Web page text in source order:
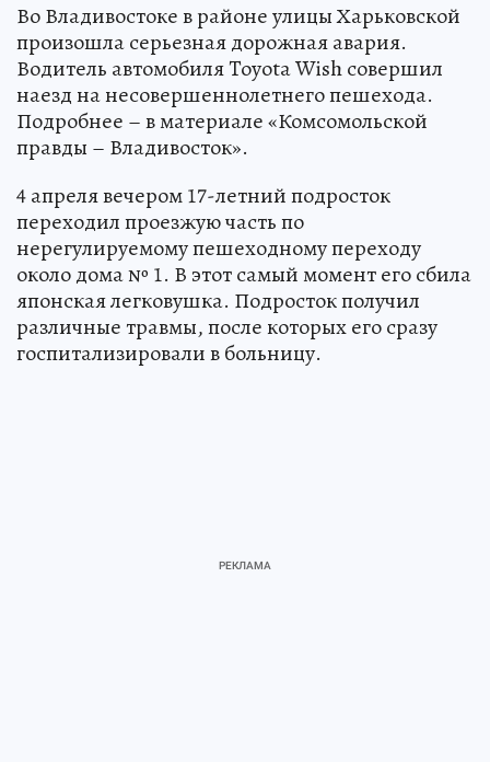
Во Владивостоке в районе улицы Харьковской
произошла серьезная дорожная авария.
Водитель автомобиля Toyota Wish совершил
наезд на несовершеннолетнего пешехода.
Подробнее – в материале «Комсомольской
правды – Владивосток».
4 апреля вечером 17-летний подросток
переходил проезжую часть по
нерегулируемому пешеходному переходу
около дома № 1. В этот самый момент его сбила
японская легковушка. Подросток получил
различные травмы, после которых его сразу
госпитализировали в больницу.